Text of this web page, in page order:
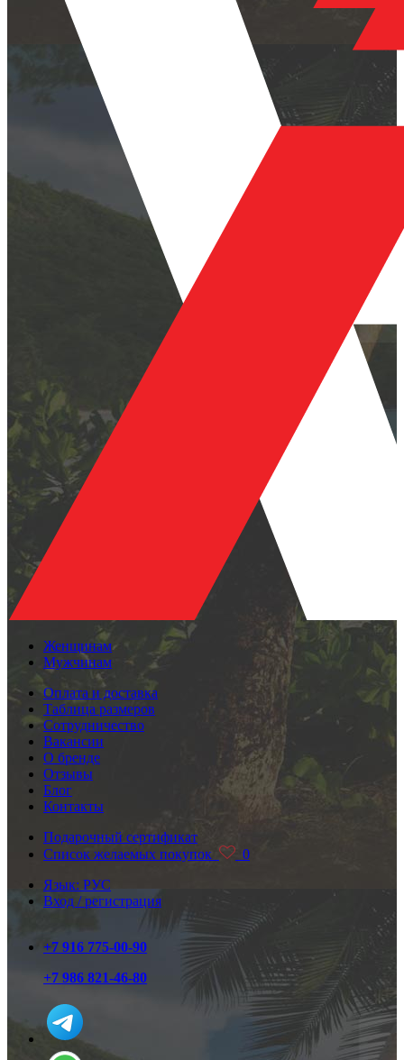
Женщинам
Мужчинам
Оплата и доставка
Таблица размеров
Сотрудничество
Вакансии
О бренде
Отзывы
Блог
Контакты
Подарочный сертификат
Список желаемых покупок
0
Язык: РУС
Вход / регистрация
+7 916 775-00-90
+7 986 821-46-80